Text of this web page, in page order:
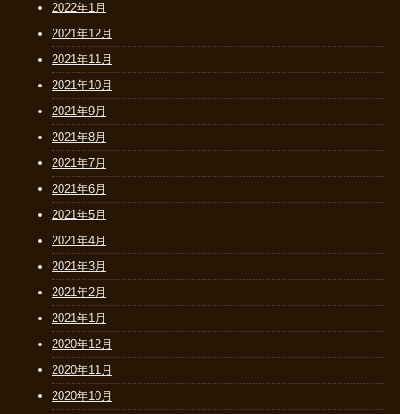
2022年1月
2021年12月
2021年11月
2021年10月
2021年9月
2021年8月
2021年7月
2021年6月
2021年5月
2021年4月
2021年3月
2021年2月
2021年1月
2020年12月
2020年11月
2020年10月